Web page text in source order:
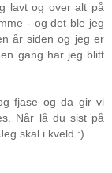
lavt og over alt på
- og det ble jeg
år siden og jeg er
gang har jeg blitt
fjase og da gir vi
Når lå du sist på
skal i kveld :)